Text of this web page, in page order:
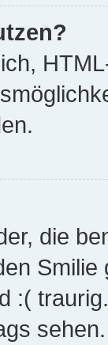
die
:(